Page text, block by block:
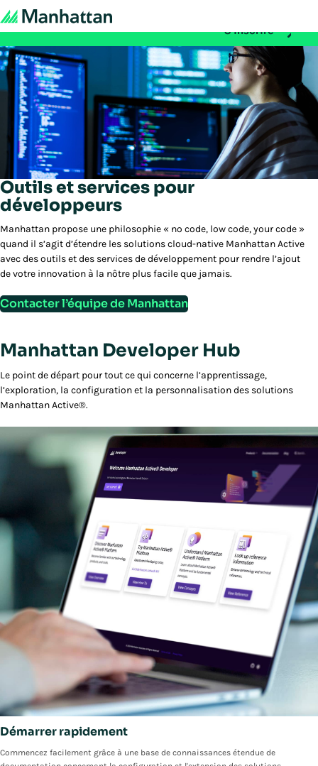
À ne pas manquer - les inscriptions à EMEA Exchange 2026
S'inscrire
Outils et services pour
développeurs
Manhattan propose une philosophie « no code, low code, your code »
quand il s’agit d’étendre les solutions cloud-native Manhattan Active
avec des outils et des services de développement pour rendre l’ajout
de votre innovation à la nôtre plus facile que jamais.
Contacter l’équipe de Manhattan
Manhattan Developer Hub
Le point de départ pour tout ce qui concerne l’apprentissage,
l’exploration, la configuration et la personnalisation des solutions
Manhattan Active®.
Démarrer rapidement
Commencez facilement grâce à une base de connaissances étendue de